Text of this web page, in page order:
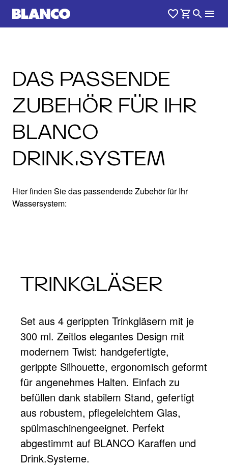
DAS PASSENDE
ZUBEHÖR FÜR IHR
BLANCO
DRINK.SYSTEM
Hier finden Sie das passendende Zubehör für Ihr
Wassersystem:
TRINKGLÄSER
Set aus 4 gerippten Trinkgläsern mit je
300 ml. Zeitlos elegantes Design mit
modernem Twist: handgefertigte,
gerippte Silhouette, ergonomisch geformt
für angenehmes Halten. Einfach zu
befüllen dank stabilem Stand, gefertigt
aus robustem, pflegeleichtem Glas,
spülmaschinengeeignet. Perfekt
abgestimmt auf BLANCO Karaffen und
Drink.Systeme.